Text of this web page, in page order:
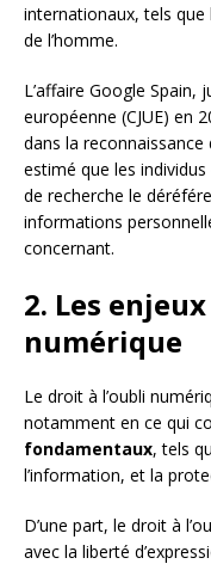
internationaux, tels
de l’homme.
L’affaire Google Spain,
européenne (CJUE) en
dans la reconnaissance
estimé que les
de recherche le
informations
concernant.
2. Les
numérique
Le droit à l’oubli
notamment en ce qui
fondamentaux, tels
l’information, et la
D’une part, le droit à
avec la liberté